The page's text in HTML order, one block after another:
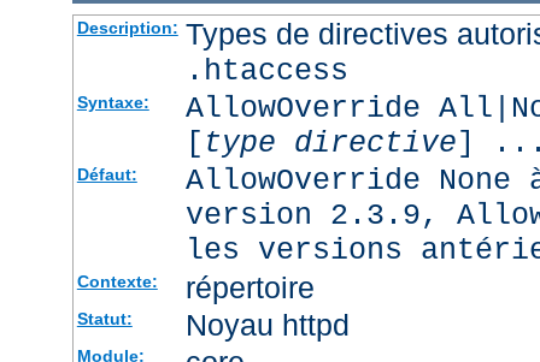
Description: Types de directives
.htaccess
Syntaxe:
AllowOverride
[ type directive]
Défaut:
AllowOverride
version 2.3.9,
les versions
Contexte: répertoire
Statut: Noyau httpd
Module: